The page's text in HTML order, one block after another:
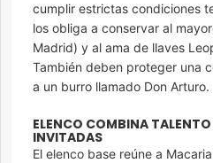
cumplir estrictas condiciones
los obliga a conservar al
Madrid) y al ama de llaves
También deben proteger una
a un burro llamado Don Arturo.
ELENCO COMBINA
INVITADAS
El elenco base reúne a